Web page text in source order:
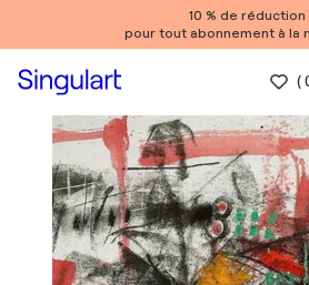
10 % de réduction
pour tout abonnement à la
(